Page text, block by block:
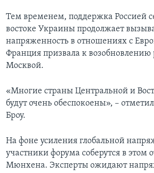
Тем временем, поддержка Россией
востоке Украины продолжает
напряженность в отношениях с
Франция призвала к возобновлению
Москвой.
«Многие страны Центральной и
будут очень обеспокоены», –
Броу.
На фоне усиления глобальной
участники форума соберутся в этом
Мюнхена. Эксперты ожидают